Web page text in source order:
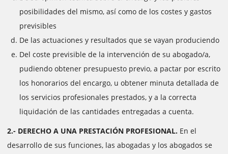
posibilidades del mismo, así como de los costes y gastos
previsibles
De las actuaciones y resultados que se vayan produciendo
Del coste previsible de la intervención de su abogado/a,
pudiendo obtener presupuesto previo, a pactar por escrito
los honorarios del encargo, u obtener minuta detallada de
los servicios profesionales prestados, y a la correcta
liquidación de las cantidades entregadas a cuenta.
2.- DERECHO A UNA PRESTACIÓN PROFESIONAL. En el
desarrollo de sus funciones, las abogadas y los abogados se